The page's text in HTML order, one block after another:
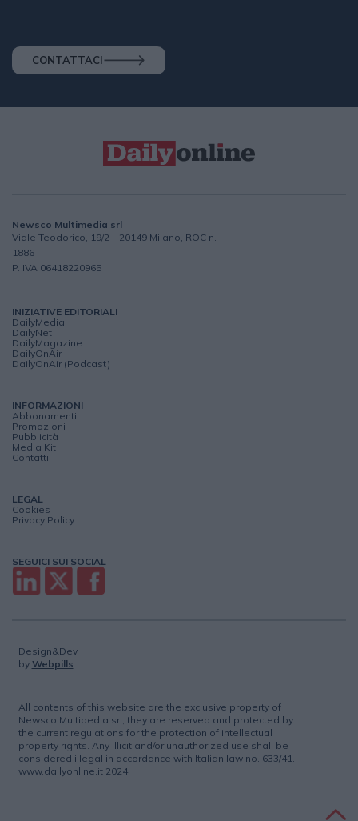
CONTATTACI
Newsco Multimedia srl
Viale Teodorico, 19/2 – 20149 Milano, ROC n.
1886
P. IVA 06418220965
INIZIATIVE EDITORIALI
DailyMedia
DailyNet
DailyMagazine
DailyOnAir
DailyOnAir (Podcast)
INFORMAZIONI
Abbonamenti
Promozioni
Pubblicità
Media Kit
Contatti
LEGAL
Cookies
Privacy Policy
SEGUICI SUI SOCIAL
Design&Dev
by Webpills
All contents of this website are the exclusive property of
Newsco Multipedia srl; they are reserved and protected by
the current regulations for the protection of intellectual
property rights. Any illicit and/or unauthorized use shall be
considered illegal in accordance with Italian law no. 633/41.
www.dailyonline.it 2024